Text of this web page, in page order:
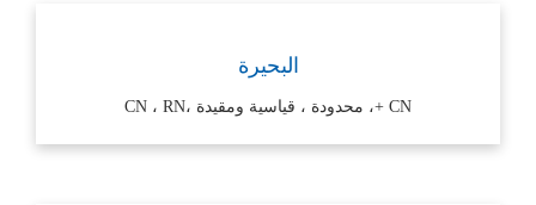
البحيرة
CN +، محدودة ، قياسية ومقيدة ،CN ، RN